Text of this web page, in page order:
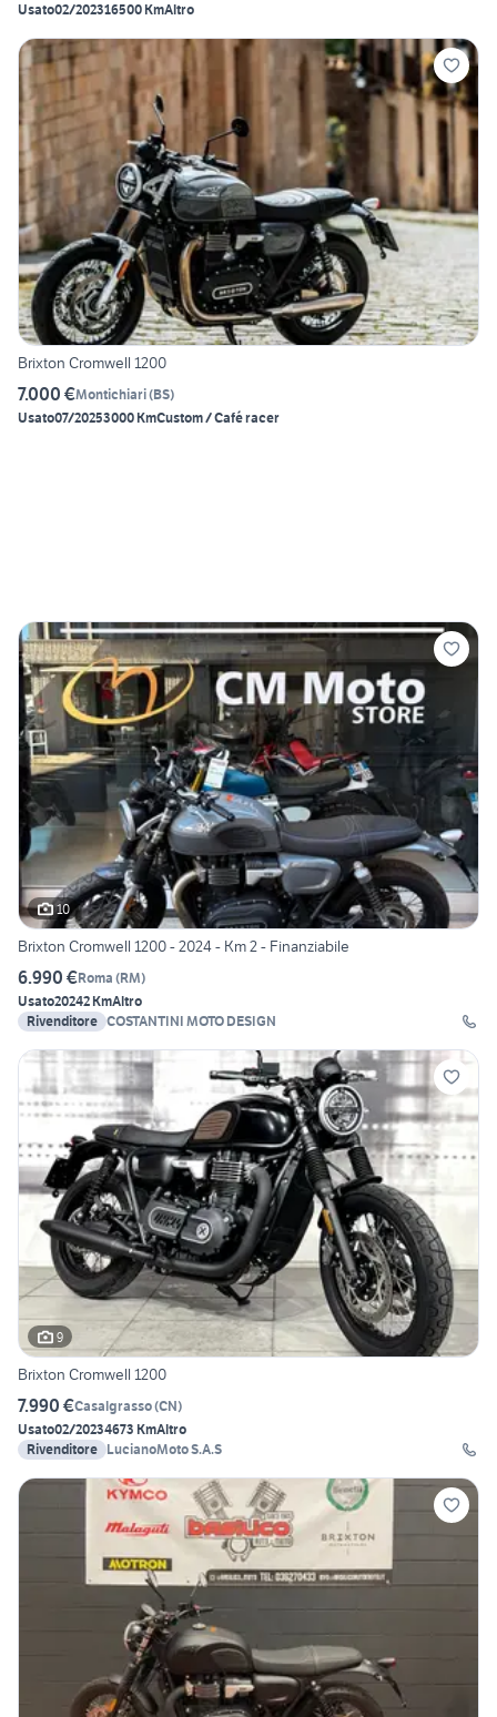
Usato02/202316500 KmAltro
Brixton Cromwell 1200
7.000 €Montichiari(BS)
Usato07/20253000 KmCustom / Café racer
10
Brixton Cromwell 1200 - 2024 - Km 2 - Finanziabile
6.990 €Roma (RM)
Usato20242 KmAltro
Rivenditore COSTANTINI MOTO DESIGN
9
Brixton Cromwell 1200
7.990 €Casalgrasso(CN)
Usato02/20234673 KmAltro
Rivenditore LucianoMoto S.A.S